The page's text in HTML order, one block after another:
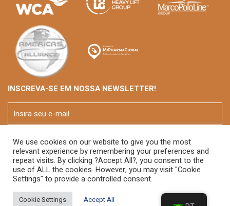
INSCREVA-SE EM NOSSA NEWSLETTER!
We use cookies on our website to give you the most
relevant experience by remembering your preferences and
repeat visits. By clicking ?Accept All?, you consent to the
use of ALL the cookies. However, you may visit "Cookie
Settings" to provide a controlled consent.
Cookie Settings Accept All